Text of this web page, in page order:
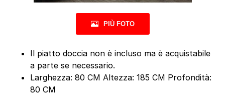
PIÙ FOTO
Il piatto doccia non è incluso ma è acquistabile
a parte se necessario.
Larghezza: 80 CM Altezza: 185 CM Profondità:
80 CM